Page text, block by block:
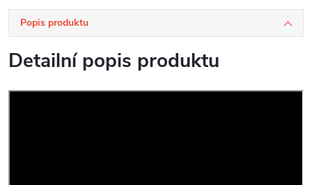
Popis produktu
Detailní popis produktu